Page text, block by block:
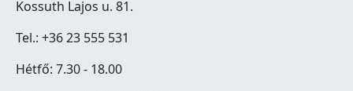
Kossuth Lajos u. 81.
Tel.: +36 23 555 531
Hétfő: 7.30 - 18.00